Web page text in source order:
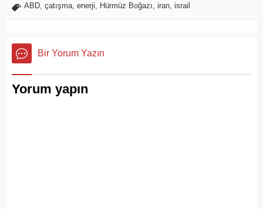
ABD çatışma enerji Hürmüz Boğazı iran israil
Bir Yorum Yazın
Yorum yapın